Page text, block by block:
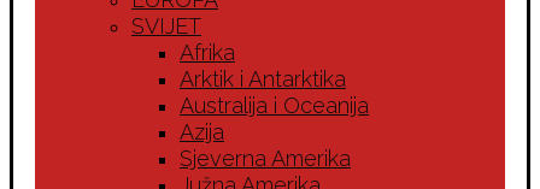
SVIJET
Afrika
Arktik i Antarktika
Australija i Oceanija
Azija
Sjeverna Amerika